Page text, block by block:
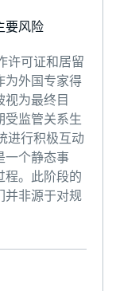
要风险
许可证和居留
为外国专家得
为最终目
受监管关系生
进行积极互动
一个静态事
程。此阶段的
并非源于对规